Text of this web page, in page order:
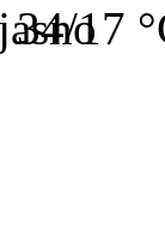
34/17